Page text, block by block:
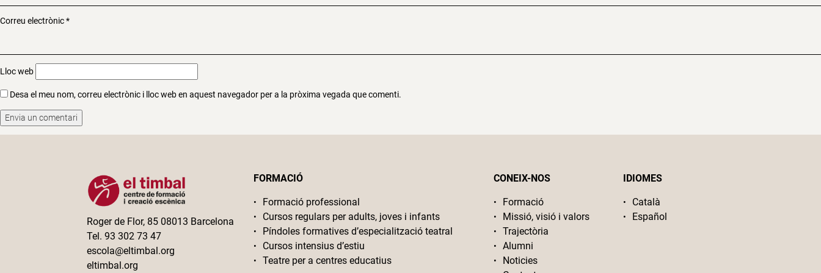
Correu electrònic*
Lloc web
Desa el meu nom, correu electrònic i lloc web en aquest navegador per a la pròxima vegada que comenti.
Roger de Flor, 85 08013 Barcelona
Tel. 93 302 73 47
escola@eltimbal.org
eltimbal.org
FORMACIÓ
Formació professional
Cursos regulars per adults, joves i infants
Píndoles formatives d’especialització teatral
Cursos intensius d’estiu
Teatre per a centres educatius
CONEIX-NOS
Formació
Missió, visió i valors
Trajectòria
Alumni
Noticies
IDIOMES
Català
Español